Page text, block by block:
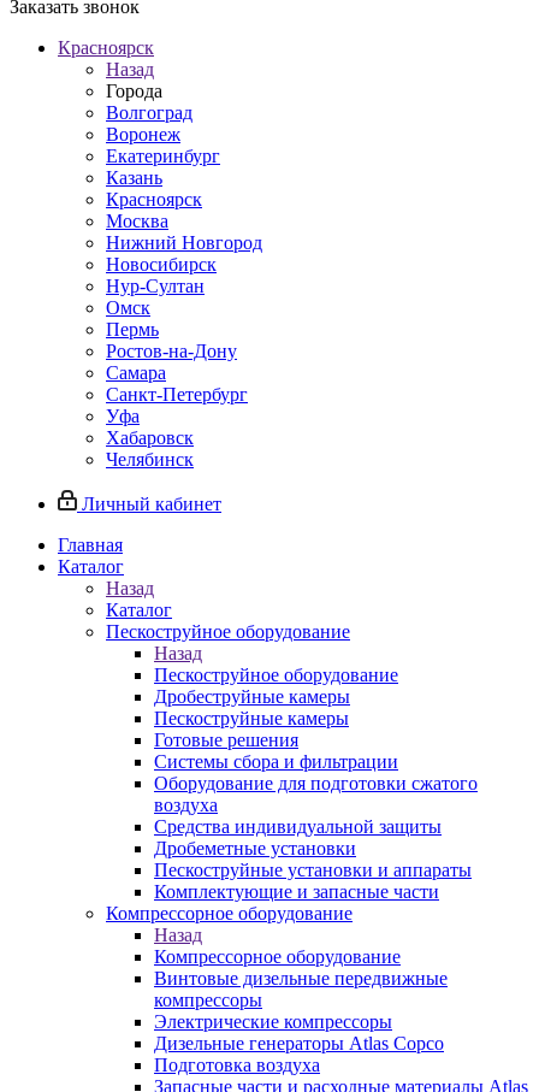
Заказать звонок
Красноярск
Назад
Города
Волгоград
Воронеж
Екатеринбург
Казань
Красноярск
Москва
Нижний Новгород
Новосибирск
Нур-Султан
Омск
Пермь
Ростов-на-Дону
Самара
Санкт-Петербург
Уфа
Хабаровск
Челябинск
Личный кабинет
Главная
Каталог
Назад
Каталог
Пескоструйное оборудование
Назад
Пескоструйное оборудование
Дробеструйные камеры
Пескоструйные камеры
Готовые решения
Системы сбора и фильтрации
Оборудование для подготовки сжатого
воздуха
Средства индивидуальной защиты
Дробеметные установки
Пескоструйные установки и аппараты
Комплектующие и запасные части
Компрессорное оборудование
Назад
Компрессорное оборудование
Винтовые дизельные передвижные
компрессоры
Электрические компрессоры
Дизельные генераторы Atlas Copco
Подготовка воздуха
Запасные части и расходные материалы Atlas